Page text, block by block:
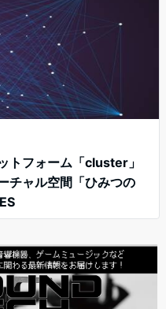
トフォーム「cluster」
チャル空間「ひみつの